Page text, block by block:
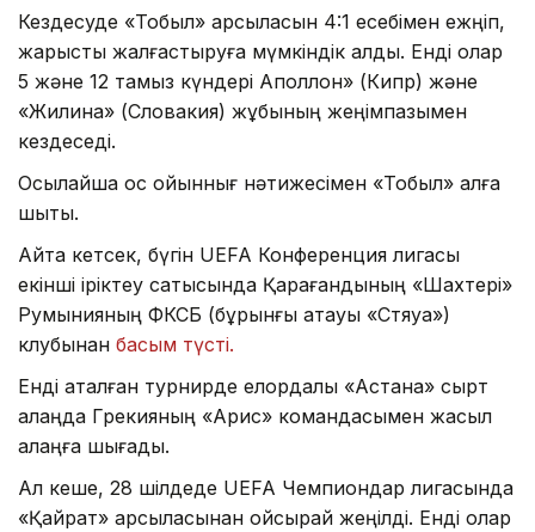
Кездесуде «Тобыл» қарсыласын 4:1 есебімен ежңіп,
жарысты жалғастыруға мүмкіндік алды. Енді олар
5 және 12 тамыз күндері Аполлон» (Кипр) және
«Жилина» (Словакия) жұбының жеңімпазымен
кездеседі.
Осылайша қос ойыннығ нәтижесімен «Тобыл» алға
шықты.
Айта кетсек, бүгін UEFA Конференция лигасы
екінші іріктеу сатысында Қарағандының «Шахтері»
Румынияның ФКСБ (бұрынғы атауы «Стяуа»)
клубынан басым түсті.
Енді аталған турнирде елордалық «Астана» сырт
алаңда Грекияның «Арис» командасымен жасыл
алаңға шығады.
Ал кеше, 28 шілдеде UEFA Чемпиондар лигасында
«Қайрат» қарсыласынан ойсырай жеңілді. Енді олар